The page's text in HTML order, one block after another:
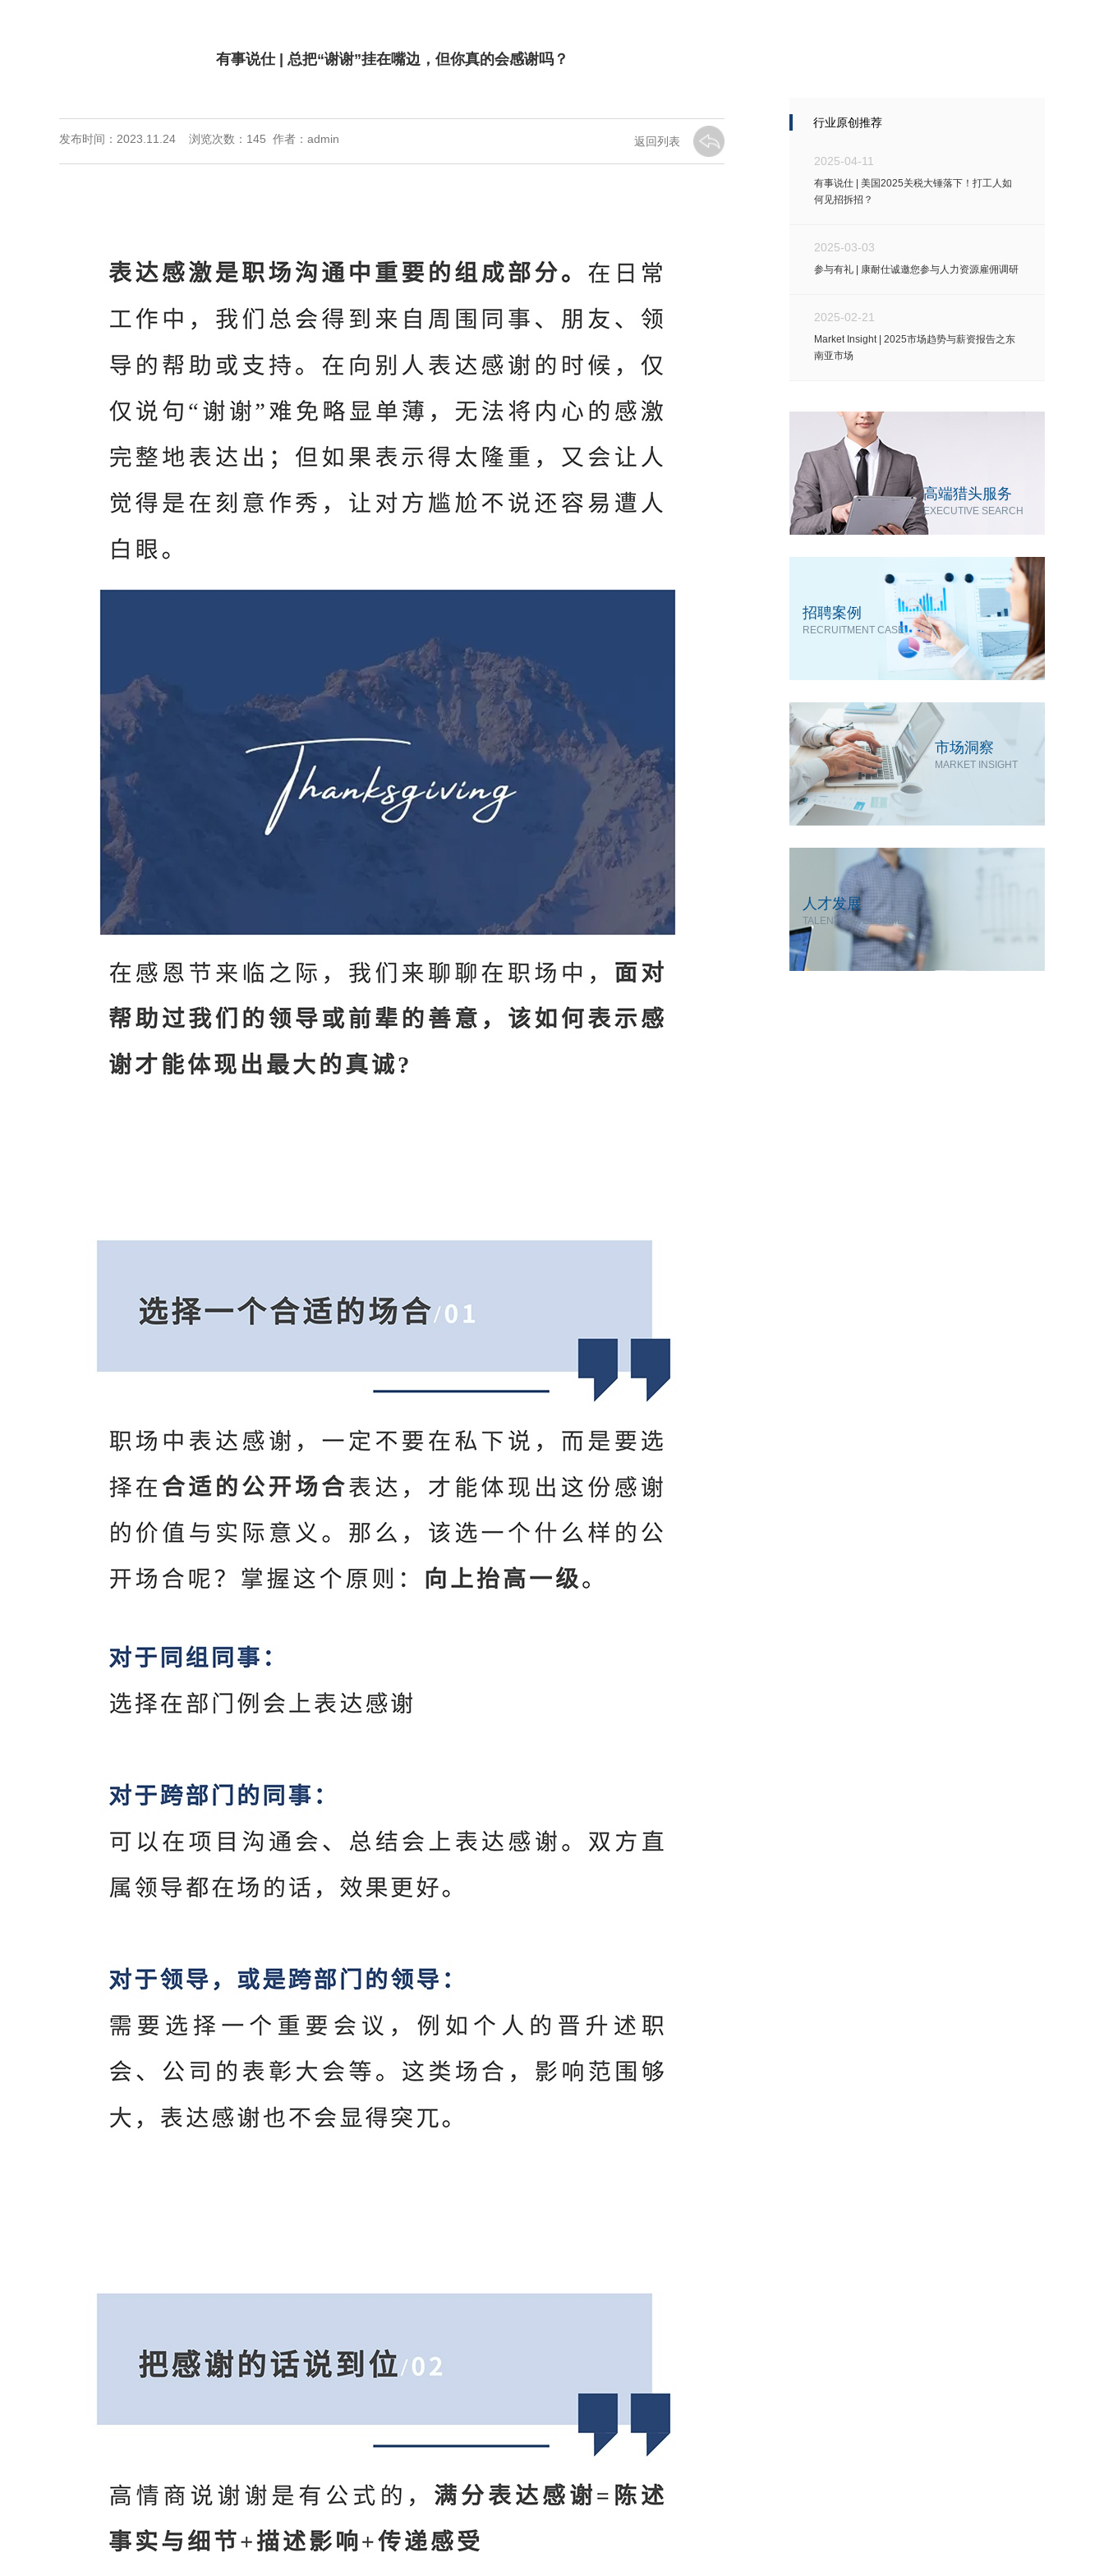
有事说仕 | 总把“谢谢”挂在嘴边，但你真的会感谢吗？
发布时间：2023.11.24 浏览次数： 145 作者：admin 返回列表
行业原创推荐
2025-04-11
有事说仕 | 美国2025关税大锤落下！打工人如
何见招拆招？
2025-03-03
参与有礼 | 康耐仕诚邀您参与人力资源雇佣调研
2025-02-21
Market Insight | 2025市场趋势与薪资报告之东
南亚市场
高端猎头服务
EXECUTIVE SEARCH
招聘案例
RECRUITMENT CASE
市场洞察
MARKET INSIGHT
人才发展
TALENT DEVELOPMENT